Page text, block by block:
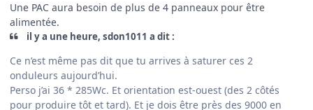
Une PAC aura besoin de plus de 4 panneaux pour être
alimentée.
il y a une heure, sdon1011 a dit :
Ce n’est même pas dit que tu arrives à saturer ces 2
onduleurs aujourd’hui.
Perso j’ai 36 * 285Wc. Et orientation est-ouest (des 2 côtés
pour produire tôt et tard). Et je dois être près des 9000 en